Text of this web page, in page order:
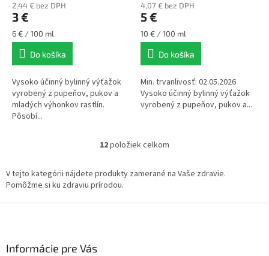
2,44 € bez DPH
3 €
Jednotková
cena:
6 € / 100 ml
Do košíka
Vysoko účinný bylinný výťažok
vyrobený z pupeňov, pukov a
mladých výhonkov rastlín.
Pôsobí...
4,07 € bez DPH
5 €
Jednotková
cena:
10 € / 100 ml
Do košíka
Min. trvanlivosť: 02.05.2026
Vysoko účinný bylinný výťažok
vyrobený z pupeňov, pukov a...
O
l
a
12položiek celkom
V tejto kategórii nájdete produkty zamerané na Vaše zdravie.
Pomôžme si ku zdraviu prírodou.
Informácie pre Vás